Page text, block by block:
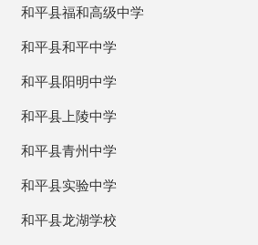
和平县福和高级中学
和平县和平中学
和平县阳明中学
和平县上陵中学
和平县青州中学
和平县实验中学
和平县龙湖学校